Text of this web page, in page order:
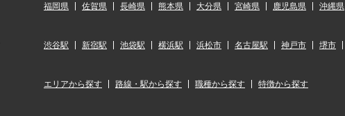
福岡県 佐賀県 長崎県 熊本県 大分県 宮崎県 鹿児島県 沖縄県
渋谷駅 新宿駅 池袋駅 横浜駅 浜松市 名古屋駅 神戸市 堺市
エリアから探す 路線・駅から探す 職種から探す 特徴から探す